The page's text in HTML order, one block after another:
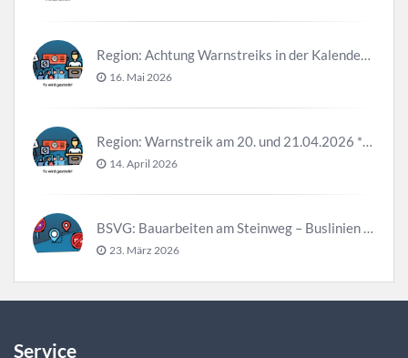
Region: Achtung Warnstreiks in der Kalenderwoche 21
16. Mai 2026
Region: Warnstreik am 20. und 21.04.2026 *Update*
14. April 2026
BSVG: Bauarbeiten am Steinweg – Buslinien halten verändert
23. März 2026
Service